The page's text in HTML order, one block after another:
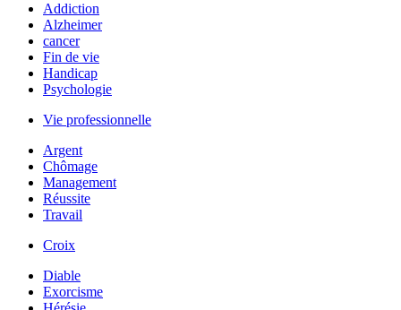
Addiction
Alzheimer
cancer
Fin de vie
Handicap
Psychologie
Vie professionnelle
Argent
Chômage
Management
Réussite
Travail
Croix
Diable
Exorcisme